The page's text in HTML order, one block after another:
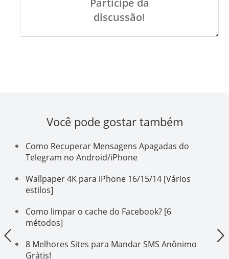
Participe da
discussão!
Você pode gostar também
Como Recuperar Mensagens Apagadas do
Telegram no Android/iPhone
Wallpaper 4K para iPhone 16/15/14 [Vários
estilos]
Como limpar o cache do Facebook? [6
métodos]
8 Melhores Sites para Mandar SMS Anônimo
Grátis!